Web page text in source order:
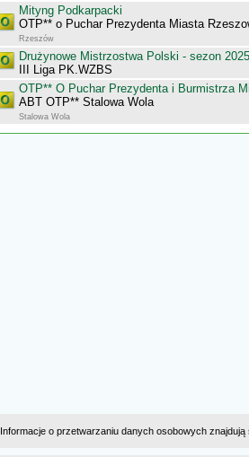
Mityng Podkarpacki
OTP** o Puchar Prezydenta Miasta
Rzeszów
Drużynowe Mistrzostwa Polski - sezon
III Liga PK.WZBS
OTP** O Puchar Prezydenta i Burmistrza
ABT OTP** Stalowa Wola
Stalowa Wola
Informacje o przetwarzaniu danych osobowych